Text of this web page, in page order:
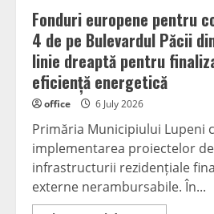
Fonduri europene pentru
4 de pe Bulevardul Păcii
linie dreaptă pentru
eficiență energetică
office 6 July 2026
Primăria Municipiului Lupeni
implementarea proiectelor
infrastructurii rezidențiale
externe nerambursabile. În...